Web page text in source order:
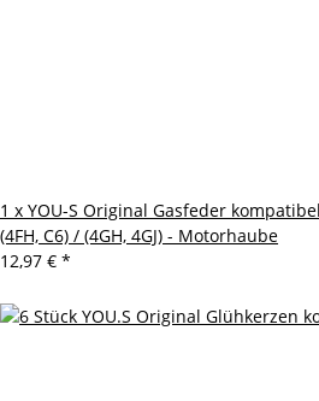
1 x YOU-S Original Gasfeder
(4FH, C6) / (4GH, 4GJ) - Motorhaube
12,97 € *